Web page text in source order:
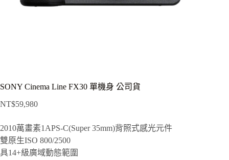
SONY Cinema Line FX30 單機身 公司貨
NT$59,980
2010萬畫素1APS-C(Super 35mm)背照式感光元件
雙原生ISO 800/2500
具14+級廣域動態範圍